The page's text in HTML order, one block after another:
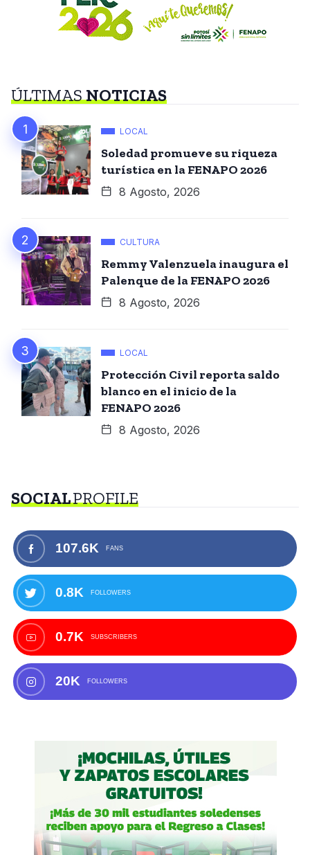
ÚLTIMASNOTICIAS
LOCAL
Soledad promueve su riqueza
turística en la FENAPO 2026
8 Agosto, 2026
CULTURA
Remmy Valenzuela inaugura el
Palenque de la FENAPO 2026
8 Agosto, 2026
LOCAL
Protección Civil reporta saldo
blanco en el inicio de la
FENAPO 2026
8 Agosto, 2026
SOCIALPROFILE
107.6K FANS
0.8K FOLLOWERS
0.7K SUBSCRIBERS
20K FOLLOWERS